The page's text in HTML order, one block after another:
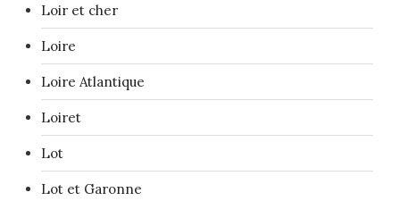
Loir et cher
Loire
Loire Atlantique
Loiret
Lot
Lot et Garonne